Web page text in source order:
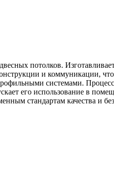
потолков.
и коммуникации,
системами.
его использование в
стандартам качества и